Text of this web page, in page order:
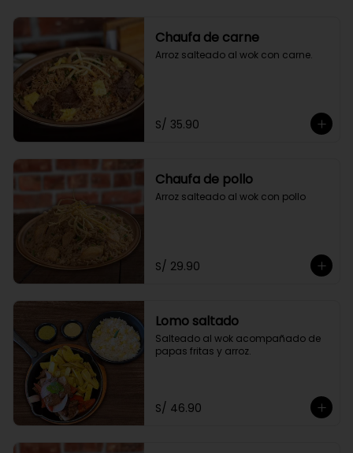
Chaufa de carne
Arroz salteado al wok con carne.
S/ 35.90
Chaufa de pollo
Arroz salteado al wok con pollo
S/ 29.90
Lomo saltado
Salteado al wok acompañado de
papas fritas y arroz.
S/ 46.90